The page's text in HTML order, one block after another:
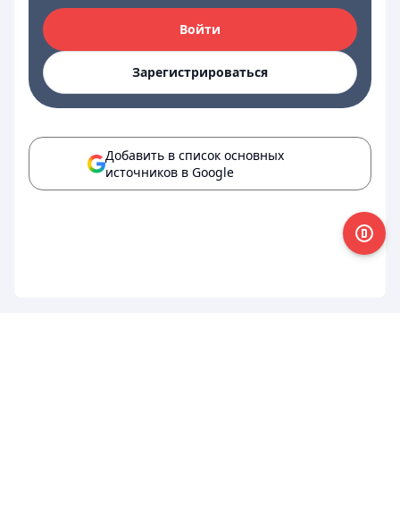
Войти
Зарегистрироваться
Добавить в список основных
источников в Google